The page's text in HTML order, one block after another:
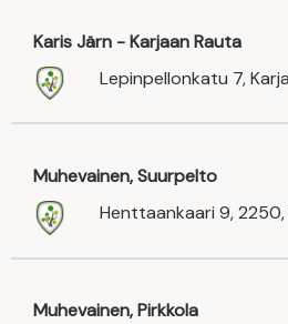
Karis Järn - Karjaan Rauta
Lepinpellonkatu 7,
Muhevainen, Suurpelto
Henttaankaari 9,
Muhevainen, Pirkkola